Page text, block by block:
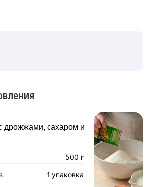
дрожжами, сахаром и
500 г
1 упаковка